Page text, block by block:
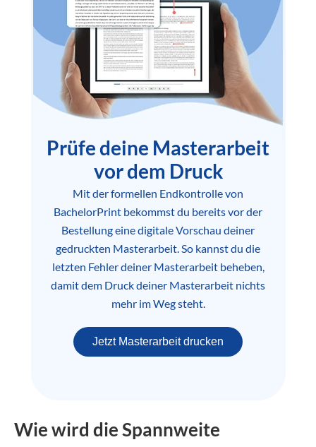
Prüfe deine Masterarbeit
vor dem Druck
Mit der formellen Endkontrolle von
BachelorPrint bekommst du bereits vor der
Bestellung eine digitale Vorschau deiner
gedruckten Masterarbeit. So kannst du die
letzten Fehler deiner Masterarbeit beheben,
damit dem Druck deiner Masterarbeit nichts
mehr im Weg steht.
Jetzt Masterarbeit drucken
Wie wird die Spannweite